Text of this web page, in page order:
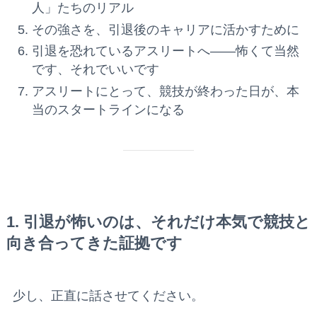
人」たちのリアル
その強さを、引退後のキャリアに活かすために
引退を恐れているアスリートへ——怖くて当然
です、それでいいです
アスリートにとって、競技が終わった日が、本
当のスタートラインになる
1. 引退が怖いのは、それだけ本気で競技と
向き合ってきた証拠です
少し、正直に話させてください。